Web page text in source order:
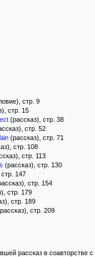
стр. 9
стр. 15
(рассказ), стр. 38
стр. 52
(рассказ), стр. 71
стр. 108
стр. 113
(рассказ), стр. 130
147
стр. 154
стр. 179
стр. 189
стр. 209
рассказ в соавторстве с